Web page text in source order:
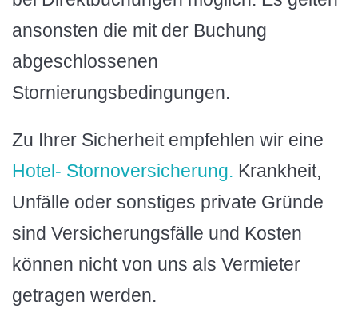
ansonsten die mit der Buchung
abgeschlossenen
Stornierungsbedingungen.
Zu Ihrer Sicherheit empfehlen wir eine
Hotel- Stornoversicherung. Krankheit,
Unfälle oder sonstiges private Gründe
sind Versicherungsfälle und Kosten
können nicht von uns als Vermieter
getragen werden.